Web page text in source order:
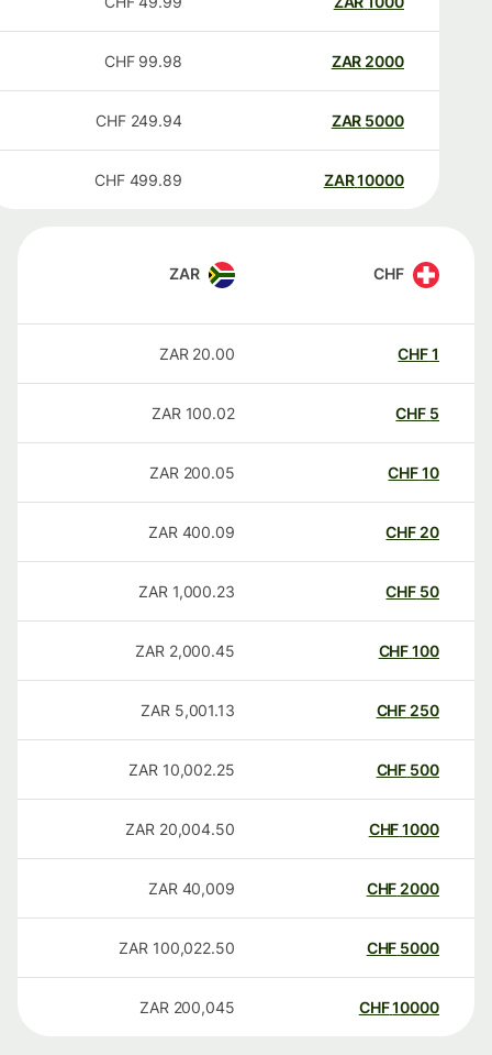
2000
ZAR
99.98
CHF
5000
ZAR
249.94
CHF
10000
ZAR
499.89
CHF
CHF
ZAR
CHF
20.00
ZAR
CHF
100.02
ZAR
CHF
200.05
ZAR
20
CHF
400.09
ZAR
50
CHF
1,000.23
ZAR
100
CHF
2,000.45
ZAR
250
CHF
5,001.13
ZAR
500
CHF
10,002.25
ZAR
1000
CHF
20,004.50
ZAR
2000
CHF
40,009
ZAR
5000
CHF
100,022.50
ZAR
10000
CHF
200,045
ZAR